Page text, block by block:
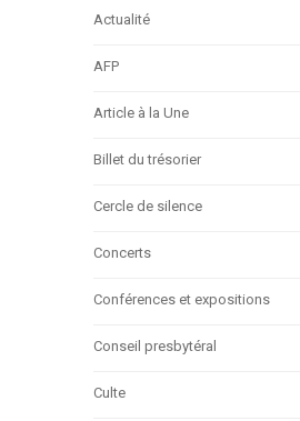
Actualité
AFP
Article à la Une
Billet du trésorier
Cercle de silence
Concerts
Conférences et expositions
Conseil presbytéral
Culte